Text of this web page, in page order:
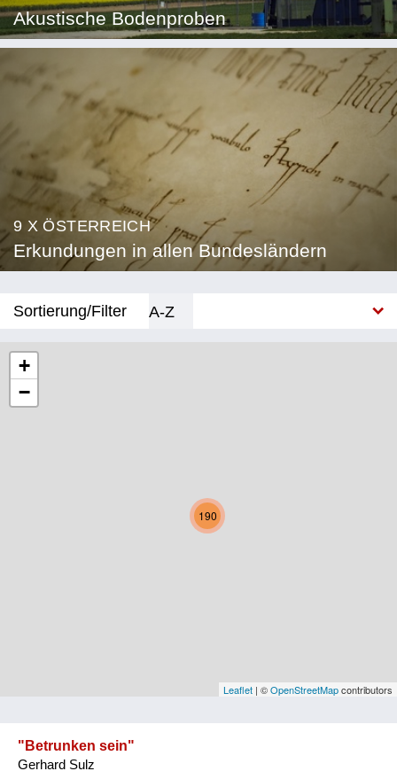
Akustische Bodenproben
9 X ÖSTERREICH
Erkundungen in allen Bundesländern
Sortierung/Filter
A-Z
Niederösterreich
Oberösterreich
Vorarlberg
190
+
−
Leaflet | ©OpenStreetMapcontributors
"Betrunken sein"
Gerhard Sulz